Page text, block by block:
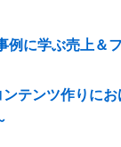
例に学ぶ売上＆
テンツ作りに